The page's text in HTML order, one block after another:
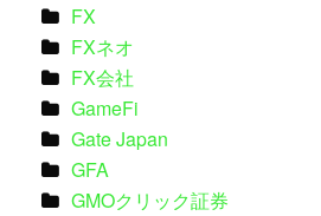
FX
FXネオ
FX会社
GameFi
Gate Japan
GFA
GMOクリック証券